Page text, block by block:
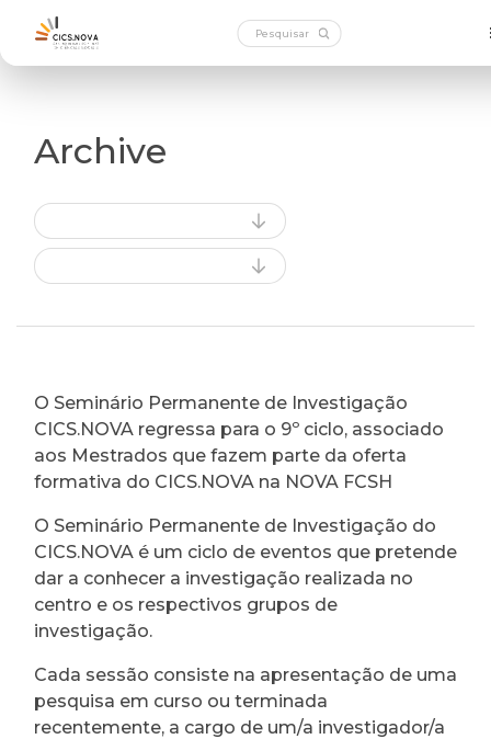
Archive
O Seminário Permanente de Investigação
CICS.NOVA regressa para o 9º ciclo, associado
aos Mestrados que fazem parte da oferta
formativa do CICS.NOVA na NOVA FCSH
O Seminário Permanente de Investigação do
CICS.NOVA é um ciclo de eventos que pretende
dar a conhecer a investigação realizada no
centro e os respectivos grupos de
investigação.
Cada sessão consiste na apresentação de uma
pesquisa em curso ou terminada
recentemente, a cargo de um/a investigador/a